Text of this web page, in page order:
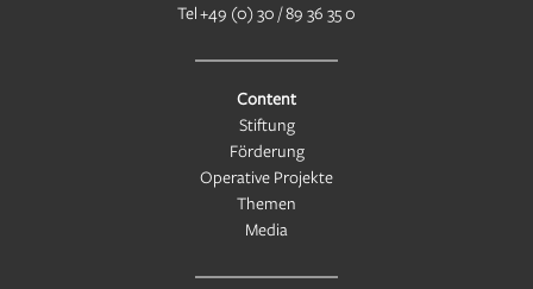
Tel+49 (0) 30 / 89 36 35 0
Content
Stiftung
Förderung
Operative Projekte
Themen
Media